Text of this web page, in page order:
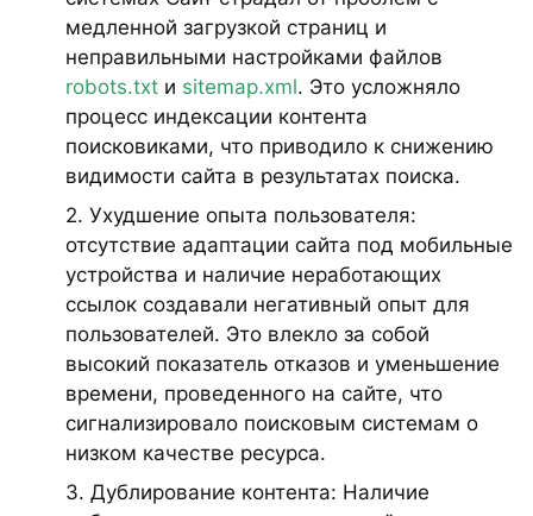
медленной загрузкой страниц и
неправильными настройками файлов
robots.txt и sitemap.xml. Это усложняло
процесс индексации контента
поисковиками, что приводило к снижению
видимости сайта в результатах поиска.
2. Ухудшение опыта пользователя:
отсутствие адаптации сайта под мобильные
устройства и наличие неработающих
ссылок создавали негативный опыт для
пользователей. Это влекло за собой
высокий показатель отказов и уменьшение
времени, проведенного на сайте, что
сигнализировало поисковым системам о
низком качестве ресурса.
3. Дублирование контента: Наличие